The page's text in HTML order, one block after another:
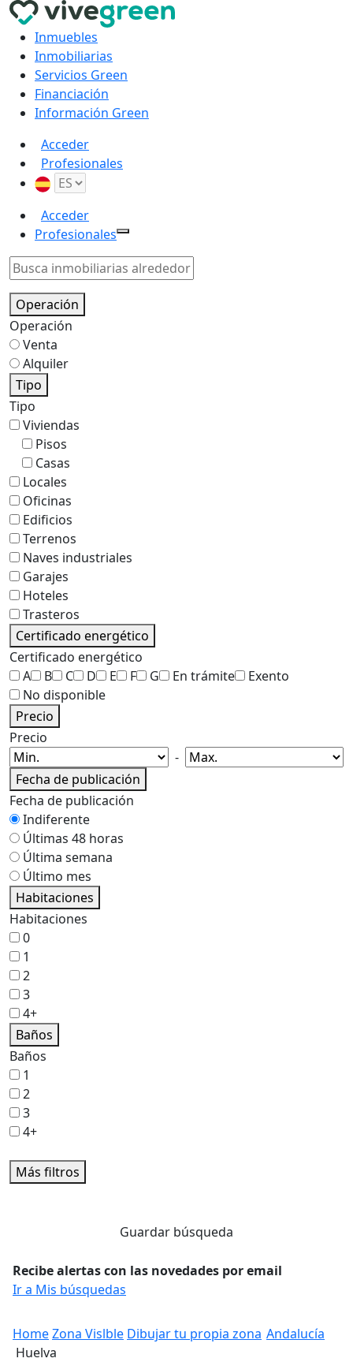
Inmuebles
Inmobiliarias
Servicios Green
Financiación
Información Green
Acceder
Profesionales
Acceder
Profesionales
Operación
Operación
Venta
Alquiler
Tipo
Tipo
Viviendas
Pisos
Casas
Locales
Oficinas
Edificios
Terrenos
Naves industriales
Garajes
Hoteles
Trasteros
Certificado energético
Certificado energético
A
B C D E F G En trámite
Exento
No disponible
Precio
Precio
-
Fecha de publicación
Fecha de publicación
Indiferente
Últimas 48 horas
Última semana
Último mes
Habitaciones
Habitaciones
0
1
2
3
4+
Baños
Baños
1
2
3
4+
Más filtros
Guardar búsqueda
Recibe alertas con las novedades por email
Ir a Mis búsquedas
HomeZona Vislble Dibujar tu propia zona Andalucía
Huelva